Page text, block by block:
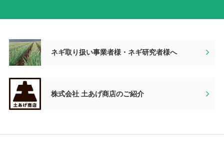
ネギ取り扱い事業者様・ネギ研究者様へ
株式会社 土あげ商店のご紹介